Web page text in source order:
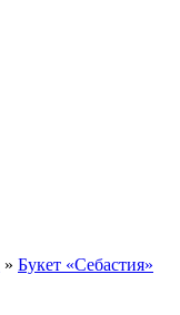
» Букет «Себастия»